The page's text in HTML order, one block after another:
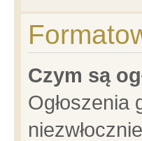
Czym są
Ogłoszenia